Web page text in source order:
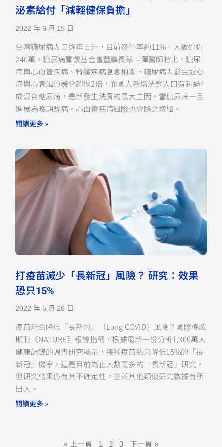
泌素給付「減輕健保負擔」
2022 年 6 月 15 日
台灣糖尿病人口逐年上升，目前盛行率約11%、人數逼近
240萬。糖尿病關懷基金會董事長蔡世澤醫師指出，糖尿
病與心血管疾病、腎臟疾病息息相關，糖尿病人發生冠心
症與心衰竭的機會超過2倍，而國人新增洗腎人口有超過4
成源自糖尿病，是新發生洗腎的最大主因。當糖尿病一旦
進展為晚期腎病，心血管疾病風險也會隨之增加。
閱讀更多 »
打疫苗減少「長新冠」風險？ 研究：效果
恐只15%
2022 年 5 月 26 日
疫苗能否降低「長新冠」（Long COVID）風險？國際權威
期刊《NATURE》報導指稱，根據最新一份分析1,300萬人
健康記錄的調查研究顯示，接種疫苗約只降低15%的「長
新冠」機率。這是目前為止人數最多的「長新冠」研究，
但研究結果仍有其不確定性，並與其他類似研究數據有所
出入。
閱讀更多 »
« 上一頁 1 2 3 下一頁 »